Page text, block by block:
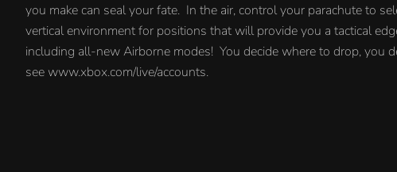
you make can seal your fate. In the air, control your parachute to
vertical environment for positions that will provide you a tactical
including all-new Airborne modes! You decide where to drop, you
see www.xbox.com/live/accounts.